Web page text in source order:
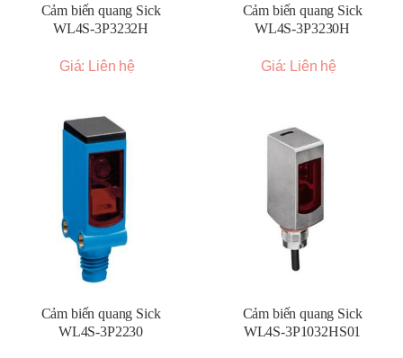
Cảm biến quang Sick
WL4S-3P3232H
Giá: Liên hệ
Cảm biến quang Sick
WL4S-3P3230H
Giá: Liên hệ
Cảm biến quang Sick
WL4S-3P2230
Cảm biến quang Sick
WL4S-3P1032HS01